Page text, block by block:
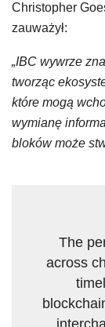
Christopher
zauważył:
„IBC wywrze
tworząc
które mogą
wymianę
bloków może
The
across